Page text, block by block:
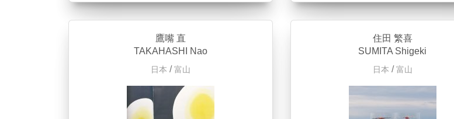
鷹嘴 直
TAKAHASHI Nao
日本 / 富山
住田 繁喜
SUMITA Shigeki
日本 / 富山